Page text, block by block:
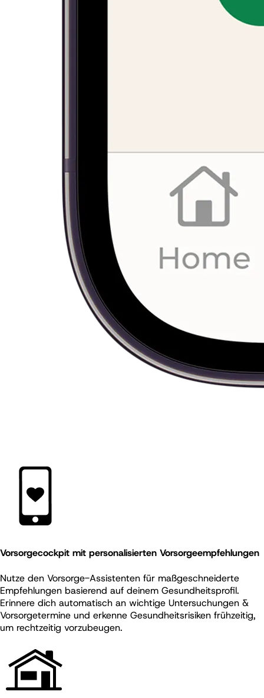
Vorsorgecockpit mit personalisierten Vorsorgeempfehlungen
Nutze den Vorsorge-Assistenten für maßgeschneiderte
Empfehlungen basierend auf deinem Gesundheitsprofil.
Erinnere dich automatisch an wichtige Untersuchungen &
Vorsorgetermine und erkenne Gesundheitsrisiken frühzeitig,
um rechtzeitig vorzubeugen.